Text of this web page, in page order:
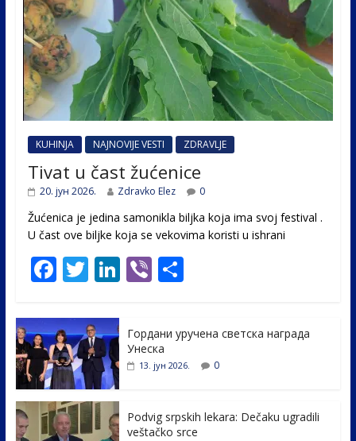
KUHINJA NAJNOVIJE VESTI ZDRAVLJE
Tivat u čast žućenice
20. јун 2026. Zdravko Elez 0
Žućenica je jedina samonikla biljka koja ima svoj festival .
U čast ovе biljke koja se vekovima koristi u ishrani
F
e
b
o
o
k
T
itt
er
Li
e
dI
Vi S
e
Гордани уручена светска награда
Унеска
13. јун 2026. 0
Podvig srpskih lekara: Dečaku ugradili
veštačko srce